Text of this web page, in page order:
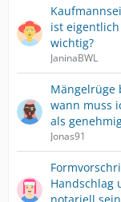
ist
wichtig?
JaninaBWL
Mängelrüge
wann muss
als
Jonas91
Handschlag